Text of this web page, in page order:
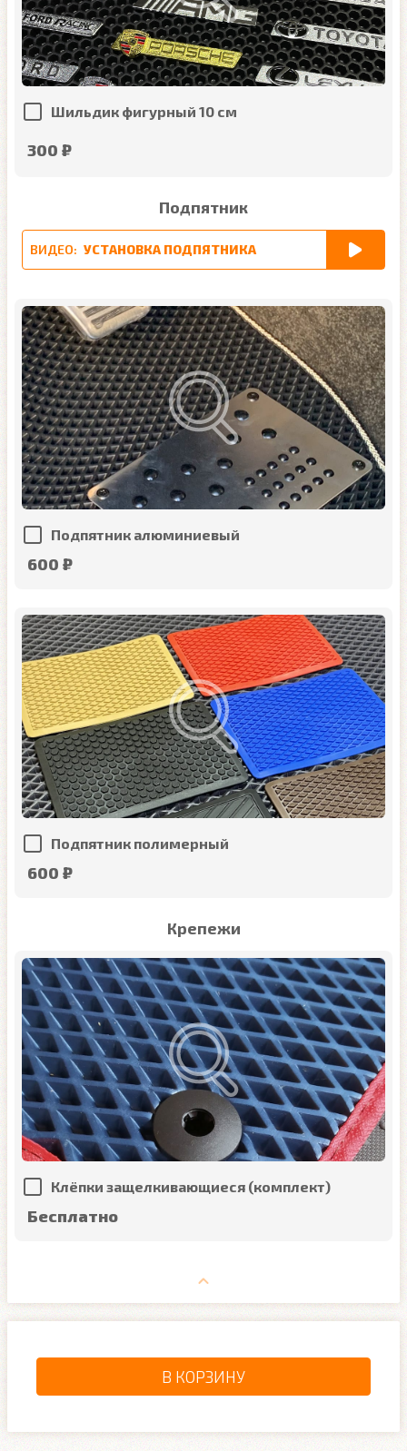
Шильдик фигурный 10 см
300 ₽
Подпятник
ВИДЕО: УСТАНОВКА ПОДПЯТНИКА
Подпятник алюминиевый
600 ₽
Подпятник полимерный
600 ₽
Крепежи
Клёпки защелкивающиеся (комплект)
Бесплатно
В КОРЗИНУ